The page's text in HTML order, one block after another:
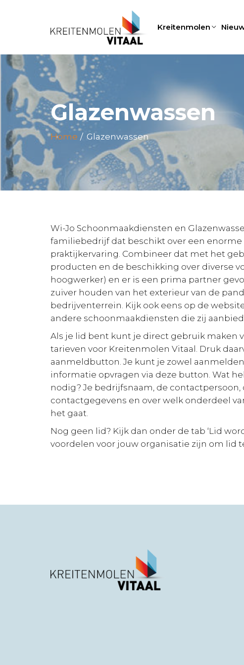
Kreitenmolen
Glazenwassen
Home Glazenwassen
Wi-Jo Schoonmaakdiensten en
familiebedrijf dat beschikt over een enorme
praktijkervaring. Combineer dat met het
producten en de beschikking over diverse
hoogwerker) en er is een prima partner
zuiver houden van het exterieur van de
bedrijventerrein. Kijk ook eens op de
andere schoonmaakdiensten die zij
Als je lid bent kunt je direct gebruik maken
tarieven voor Kreitenmolen Vitaal. Druk
aanmeldbutton. Je kunt je zowel
informatie opvragen via deze button. Wat
nodig? Je bedrijfsnaam, de contactpersoon,
contactgegevens en over welk onderdeel
het gaat.
Nog geen lid? Kijk dan onder de tab ‘Lid
voordelen voor jouw organisatie zijn om lid